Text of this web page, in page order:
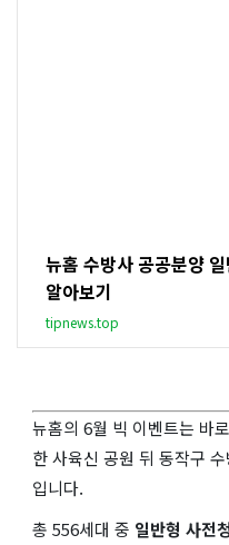
뉴홈 수방사 공공분양
알아보기
tipnews.top
뉴홈의 6월 빅 이벤트는 바
한 사육신 공원 뒤 동작구
입니다.
총 556세대 중 일반형 사전